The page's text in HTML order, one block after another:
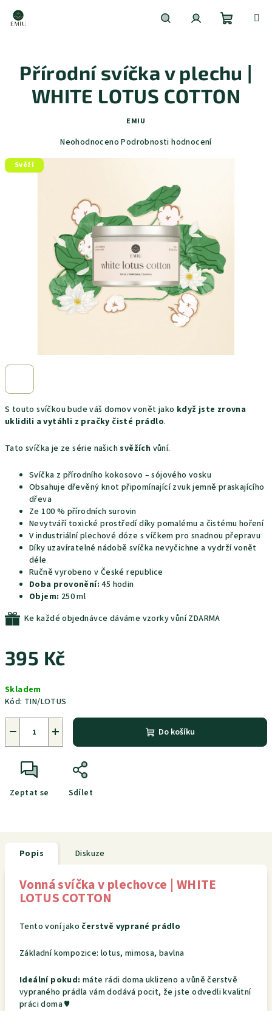
obsah
košík
S touto svíčkou bude váš domov vonět jako když jste zrovna
uklidili a vytáhli z pračky čisté prádlo.
Tato svíčka je ze série našichsvěžích vůní.
Svíčka z přírodního kokosovo – sójového vosku
Obsahuje dřevěný knot připomínající zvuk jemně praskajícího
dřeva
Ze 100 % přírodních surovin
Nevytváří toxické prostředí díky pomalému a čistému hoření
V industriální plechové dóze s víčkem pro snadnou přepravu
Díky uzavíratelné nádobě svíčka nevyčichne a vydrží vonět
déle
Ručně vyrobeno v České republice
Doba provonění: 45 hodin
Objem: 250 ml
Ke každé objednávce dáváme vzorky vůní ZDARMA
395 Kč
cena:
Skladem
Kód: TIN/LOTUS
+
− Do košíku
Zeptat se Sdílet
Přírodní svíčka v plechu |
WHITE LOTUS COTTON
EMIU
Průměrné
hvězdiček.
Neohodnoceno Podrobnosti hodnocení
Svěží
Popis Diskuze
Vonná svíčka v plechovce | WHITE
LOTUS COTTON
Tento voní jako čerstvě vyprané prádlo
Základní kompozice: lotus, mimosa, bavlna
Ideální pokud: máte rádi doma uklizeno a vůně čerstvě
vypraného prádla vám dodává pocit, že jste odvedli kvalitní
práci doma ♥